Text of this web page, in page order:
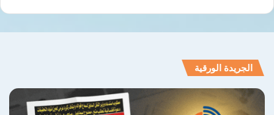
نسخ الرابط
الجريدة الورقية